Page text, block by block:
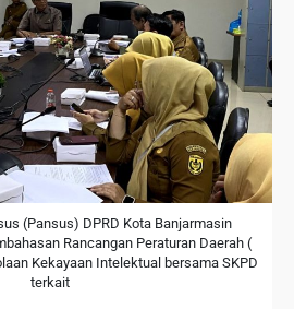
(Pansus) DPRD Kota Banjarmasin
Rancangan Peraturan Daerah (
Kekayaan Intelektual bersama SKPD
terkait